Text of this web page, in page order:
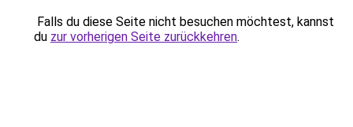
Falls du diese Seite nicht besuchen möchtest, kannst
du zur vorherigen Seite zurückkehren.